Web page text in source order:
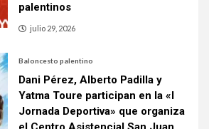
palentinos
julio 29, 2026
Baloncesto palentino
Dani Pérez, Alberto Padilla y
Yatma Toure participan en la «I
Jornada Deportiva» que organiza